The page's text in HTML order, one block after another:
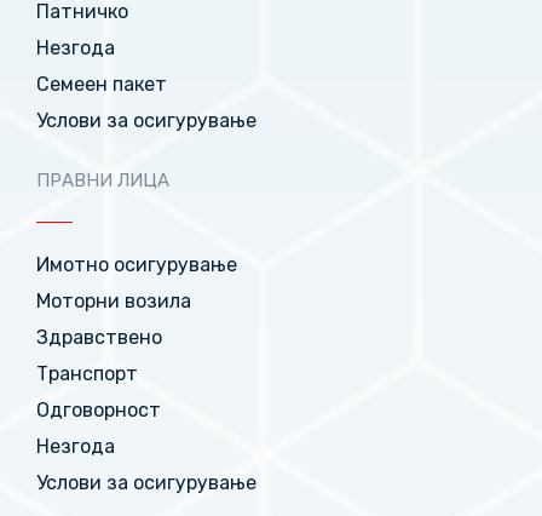
Патничко
Незгода
Семеен пакет
Услови за осигурување
ПРАВНИ ЛИЦА
Имотно осигурување
Моторни возила
Здравствено
Транспорт
Одговорност
Незгода
Услови за осигурување